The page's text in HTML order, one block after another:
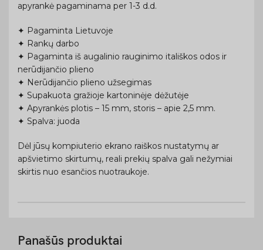
apyrankė pagaminama per 1-3 d.d.
✦ Pagaminta Lietuvoje
✦ Rankų darbo
✦ Pagaminta iš augalinio rauginimo itališkos odos ir
nerūdijančio plieno
✦ Nerūdijančio plieno užsegimas
✦ Supakuota gražioje kartoninėje dėžutėje
✦ Apyrankės plotis – 15 mm, storis – apie 2,5 mm.
✦ Spalva: juoda
Dėl jūsų kompiuterio ekrano raiškos nustatymų ar
apšvietimo skirtumų, reali prekių spalva gali nežymiai
skirtis nuo esančios nuotraukoje.
Panašūs produktai